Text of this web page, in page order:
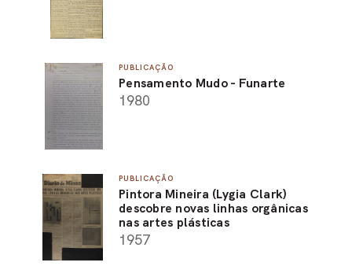
PUBLICAÇÃO
Pensamento Mudo - Funarte
1980
PUBLICAÇÃO
Pintora Mineira (Lygia Clark)
descobre novas linhas orgânicas
nas artes plásticas
1957